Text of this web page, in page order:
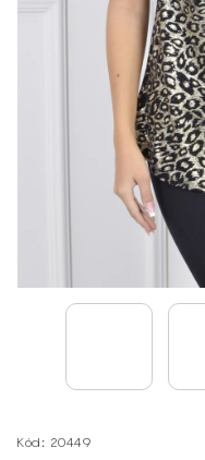
Kód: 20449